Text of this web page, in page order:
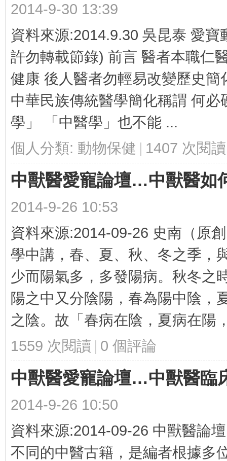
台
2014-9-30 13:39
資料來源:2014.9.30 吳昆泰 愛
許勿轉載節錄) 前言 醫者本職仁
健康 後人醫者勿輕易改變歷史
中華民族傳統醫學簡化稱謂 何
學」 「中醫學」也不能 ...
個人分類: 動物保健 | 1407 次閱讀
中獸醫愛寵論壇…中獸醫如
2014-9-26 10:53
資料來源:2014-09-26 史南（原
學中講，春、夏、秋、冬之季，
少而陽氣多，多發陽病。秋冬之
陽之中又分陰陽，春為陽中陰，
之陰。故「春病在陰，夏病在陽
1559 次閱讀 | 0 個評論
中獸醫愛寵論壇…中獸醫臨
2014-9-26 10:50
資料來源:2014-09-26 中獸醫論
不同的中醫古籍，是編者根據多